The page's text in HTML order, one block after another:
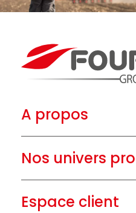
A propos
Nos univers
Espace client